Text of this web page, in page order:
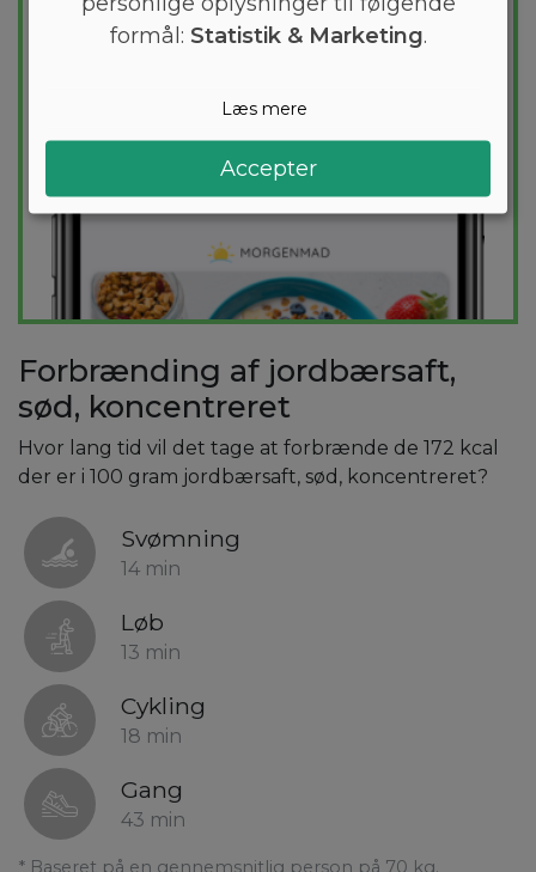
Forbrænding af jordbærsaft,
sød, koncentreret
Hvor lang tid vil det tage at forbrænde de 172 kcal
der er i 100 gram jordbærsaft, sød, koncentreret?
Svømning
14 min
Løb
13 min
Cykling
18 min
Gang
43 min
* Baseret på en gennemsnitlig person på 70 kg.
formål: Statistik & Marketing.
Læs mere
Accepter